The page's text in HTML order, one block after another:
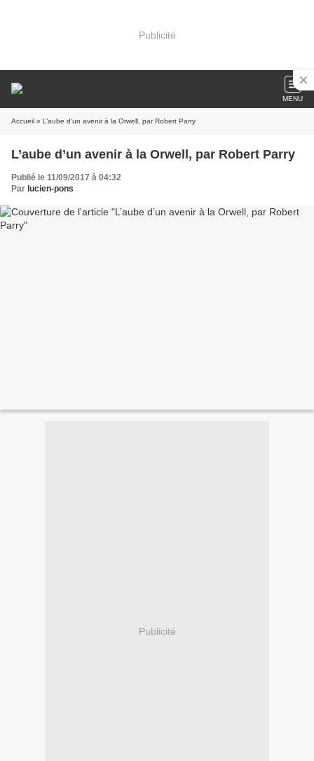
Publicité
MENU
Accueil » L’aube d’un avenir à la Orwell, par Robert Parry
L’aube d’un avenir à la Orwell, par Robert Parry
Publié le 11/09/2017 à 04:32
Par lucien-pons
Publicité